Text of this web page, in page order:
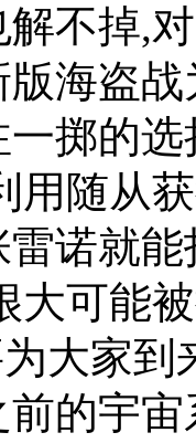
不掉,
海盗
掷的
用随从
诺就
大可能
大家
的宇